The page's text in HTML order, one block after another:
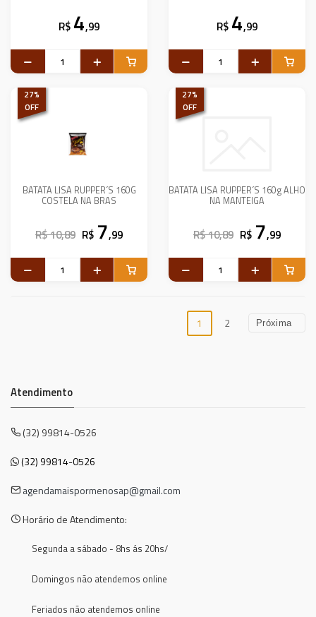
R$ 4,99 R$ 4,99
27%
OFF
BATATA LISA RUPPER´S 160G
COSTELA NA BRAS
R$ 10,89 R$ 7,99
27%
OFF
BATATA LISA RUPPER´S 160g ALHO
NA MANTEIGA
R$ 10,89 R$ 7,99
1 2 Próxima
Atendimento
(32) 99814-0526
(32) 99814-0526
agendamaispormenosap@gmail.com
Horário de Atendimento:
Segunda a sábado - 8hs ás 20hs/
Domingos não atendemos online
Feriados não atendemos online